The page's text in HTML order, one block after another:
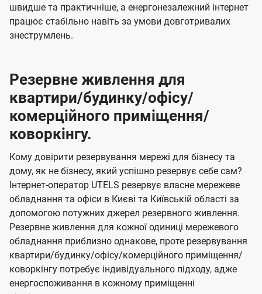
швидше та практичніше, а енергонезалежний інтернет
працює стабільно навіть за умови довготривалих
знеструмлень.
Резервне живлення для
квартири/будинку/офісу/
комерційного приміщення/
коворкінгу.
Кому довірити резервування мережі для бізнесу та
дому, як не бізнесу, який успішно резервує себе сам?
Інтернет-оператор UTELS резервує власне мережеве
обладнання та офіси в Києві та Київській області за
допомогою потужних джерел резервного живлення.
Резервне живлення для кожної одиниці мережевого
обладнання приблизно однакове, проте резервування
квартири/будинку/офісу/комерційного приміщення/
коворкінгу потребує індивідуального підходу, адже
енергоспоживання в кожному приміщенні